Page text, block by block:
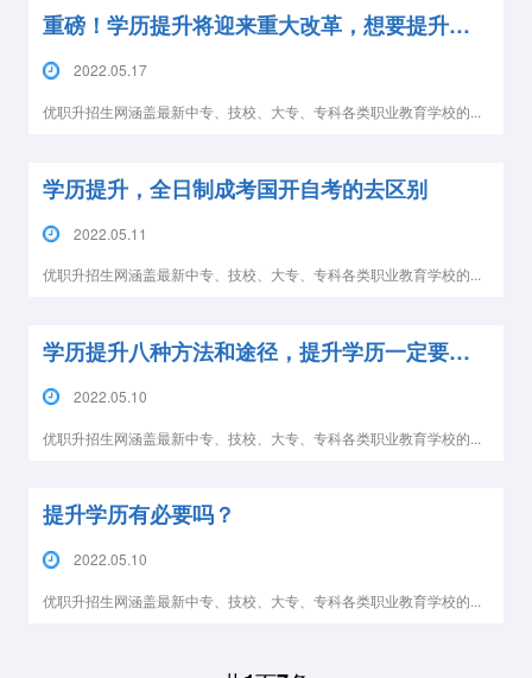
重磅！学历提升将迎来重大改革，想要提升学历的得抓紧了！
2022.05.17
优职升招生网涵盖最新中专、技校、大专、专科各类职业教育学校的...
学历提升，全日制成考国开自考的去区别
2022.05.11
优职升招生网涵盖最新中专、技校、大专、专科各类职业教育学校的...
学历提升八种方法和途径，提升学历一定要选择合适的!
2022.05.10
优职升招生网涵盖最新中专、技校、大专、专科各类职业教育学校的...
提升学历有必要吗？
2022.05.10
优职升招生网涵盖最新中专、技校、大专、专科各类职业教育学校的...